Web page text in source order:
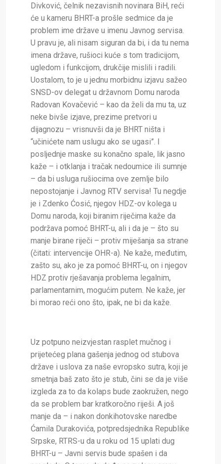
Divković, čelnik nezavisnih novinara BiH, reći
će u kameru BHRT-a prošle sedmice da je
problem ime države u imenu Javnog servisa.
U pravu je, ali nisam siguran da bi, i da tu nema
imena države, rušioci kuće s tom tradicijom,
ugledom i funkcijom, drukčije mislili i radili.
Uostalom, to je u jednu morbidnu izjavu sažeo
SNSD-ov delegat u državnom Domu naroda
Radovan Kovačević – kao da želi da mu ta, uz
neke bivše izjave, prezime pretvori u
dijagnozu – vrisnuvši da je BHRT ništa i
“učinićete nam uslugu ako se ugasi”. I
posljednje maske su konačno spale, lik jasno
kaže – i otklanja i tračak nedoumice ili sumnje
– da bi usluga rušiocima ove zemlje bilo
nepostojanje i Javnog RTV servisa! Tu negdje
je i Zdenko Ćosić, njegov HDZ-ov kolega u
Domu naroda, koji biranim riječima kaže da
podržava pomoć BHRT-u, ali i da je – što su
manje birane riječi – protiv miješanja sa strane
(čitati: intervencije OHR-a). Ne kaže, međutim,
zašto su, ako je za pomoć BHRT-u, on i njegov
HDZ protiv rješavanja problema legalnim,
parlamentarnim, mogućim putem. Ne kaže, jer
bi morao reći ono što, ipak, ne bi da kaže.
Uz potpuno neizvjestan rasplet mučnog i
prijetećeg plana gašenja jednog od stubova
države i uslova za naše evropsko sutra, koji je
smetnja baš zato što je stub, čini se da je više
izgleda za to da kolaps bude zaokružen, nego
da se problem bar kratkoročno riješi. A još
manje da – i nakon donkihotovske naredbe
Ćamila Durakovića, potpredsjednika Republike
Srpske, RTRS-u da u roku od 15 uplati dug
BHRT-u – Javni servis bude spašen i da